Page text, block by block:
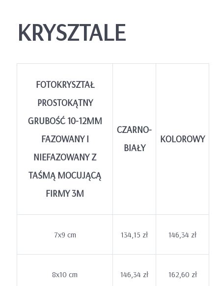
KRYSZTALE
FOTOKRYSZTAŁ
PROSTOKĄTNY
GRUBOŚĆ 10-12MM
FAZOWANY I
NIEFAZOWANY Z
TAŚMĄ MOCUJĄCĄ
FIRMY 3M
CZARNO-
BIAŁY
KOLOROWY
7x9 cm 134,15 zł 146,34 zł
8x10 cm 146,34 zł 162,60 zł